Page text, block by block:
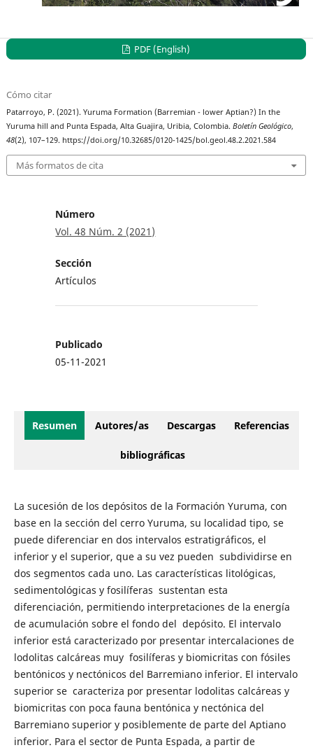
PDF (English)
Cómo citar
Patarroyo, P. (2021). Yuruma Formation (Barremian - lower Aptian?) In the
Yuruma hill and Punta Espada, Alta Guajira, Uribia, Colombia.Boletín Geológico,
48(2), 107–129. https://doi.org/10.32685/0120-1425/bol.geol.48.2.2021.584
Más formatos de cita
Número
Vol. 48 Núm. 2 (2021)
Sección
Artículos
Publicado
05-11-2021
Resumen Autores/as Descargas Referencias
bibliográficas
La sucesión de los depósitos de la Formación Yuruma, con
base en la sección del cerro Yuruma, su localidad tipo, se
puede diferenciar en dos intervalos estratigráficos, el
inferior y el superior, que a su vez pueden subdividirse en
dos segmentos cada uno. Las características litológicas,
sedimentológicas y fosilíferas sustentan esta
diferenciación, permitiendo interpretaciones de la energía
de acumulación sobre el fondo del depósito. El intervalo
inferior está caracterizado por presentar intercalaciones de
lodolitas calcáreas muy fosilíferas y biomicritas con fósiles
bentónicos y nectónicos del Barremiano inferior. El intervalo
superior se caracteriza por presentar lodolitas calcáreas y
biomicritas con poca fauna bentónica y nectónica del
Barremiano superior y posiblemente de parte del Aptiano
inferior. Para el sector de Punta Espada, a partir de